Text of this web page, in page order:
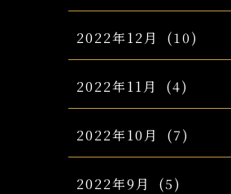
2022年12月 (10)
2022年11月 (4)
2022年10月 (7)
2022年9月 (5)